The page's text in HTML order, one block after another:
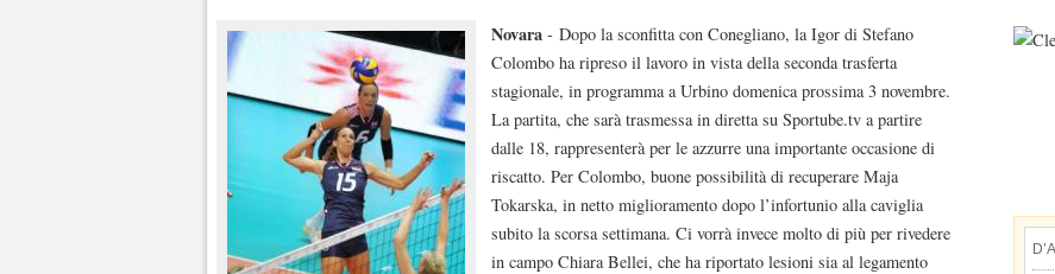
Novara - Dopo la sconfitta con Conegliano, la Igor di Stefano
Colombo ha ripreso il lavoro in vista della seconda trasferta
stagionale, in programma a Urbino domenica prossima 3 novembre.
La partita, che sarà trasmessa in diretta su Sportube.tv a partire
dalle 18, rappresenterà per le azzurre una importante occasione di
riscatto. Per Colombo, buone possibilità di recuperare Maja
Tokarska, in netto miglioramento dopo l’infortunio alla caviglia
subito la scorsa settimana. Ci vorrà invece molto di più per rivedere
in campo Chiara Bellei, che ha riportato lesioni sia al legamento